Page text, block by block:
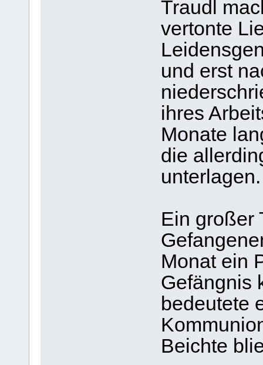
Traudl
vertonte
und erst
ihres
Monate
die
unterlagen.
Ein großer
Monat ein
Gefängnis
bedeutete
Beichte